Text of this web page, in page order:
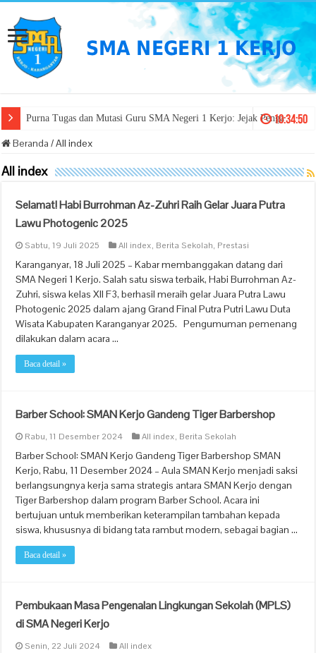
10:34:51
Purna Tugas dan Mutasi Guru SMA Negeri 1 Kerjo: Jejak Pengabdian, Sema
Beranda /All index
All index
Selamat! Habi Burrohman Az-Zuhri Raih Gelar Juara Putra
Lawu Photogenic 2025
Sabtu, 19 Juli 2025 All index, Berita Sekolah, Prestasi
Karanganyar, 18 Juli 2025 – Kabar membanggakan datang dari
SMA Negeri 1 Kerjo. Salah satu siswa terbaik, Habi Burrohman Az-
Zuhri, siswa kelas XII F3, berhasil meraih gelar Juara Putra Lawu
Photogenic 2025 dalam ajang Grand Final Putra Putri Lawu Duta
Wisata Kabupaten Karanganyar 2025. Pengumuman pemenang
dilakukan dalam acara …
Baca detail »
Barber School: SMAN Kerjo Gandeng Tiger Barbershop
Rabu, 11 Desember 2024 All index, Berita Sekolah
Barber School: SMAN Kerjo Gandeng Tiger Barbershop SMAN
Kerjo, Rabu, 11 Desember 2024 – Aula SMAN Kerjo menjadi saksi
berlangsungnya kerja sama strategis antara SMAN Kerjo dengan
Tiger Barbershop dalam program Barber School. Acara ini
bertujuan untuk memberikan keterampilan tambahan kepada
siswa, khususnya di bidang tata rambut modern, sebagai bagian …
Baca detail »
Pembukaan Masa Pengenalan Lingkungan Sekolah (MPLS)
di SMA Negeri Kerjo
Senin, 22 Juli 2024 All index